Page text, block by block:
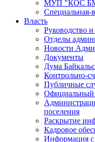
МУП "КОС
Специальная-
Власть
Руководство
Отделы
Новости
Документы
Дума
Контрольно-
Публичные
поселения
Раскрытие
Кадровое
Информация